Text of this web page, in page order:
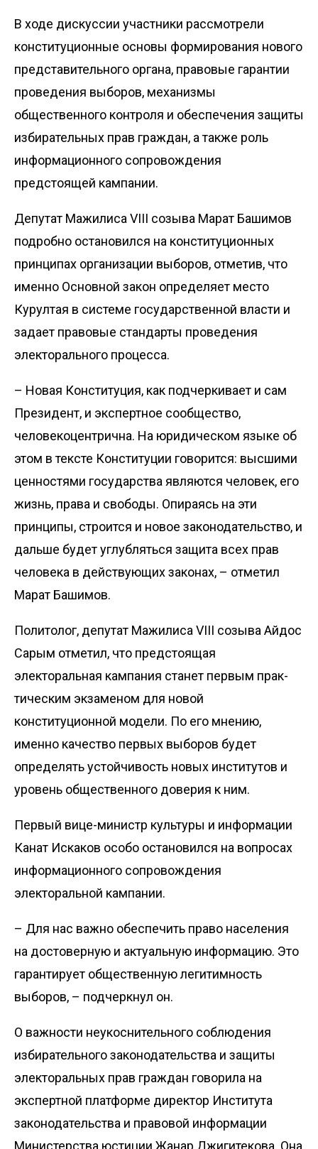
В ходе дискуссии участники рассмотрели
конституционные основы формирования нового
представительного органа, правовые гарантии
проведения выборов, механизмы
общественного контро­ля и обеспечения защиты
избирательных прав граждан, а также роль
информационного сопровождения
предстоящей кампании.
Депутат Мажилиса VIII созыва Марат Башимов
подробно остановился на конституционных
принципах организации выборов, отметив, что
именно Основной закон определяет место
Курултая в системе государственной власти и
задает правовые стандарты проведения
электорального процесса.
– Новая Конституция, как подчеркивает и сам
Президент, и экс­пертное сообщество,
человекоцент­рична. На юридическом языке об
этом в тексте Конституции говорится: высшими
ценностями государства являются человек, его
жизнь, права и свободы. Опираясь на эти
принципы, строится и новое законодательство, и
дальше будет углубляться защита всех прав
человека в действующих законах, – отметил
Марат Башимов.
Политолог, депутат Мажилиса VIII созыва Айдос
Сарым отметил, что предстоящая
электоральная кампания станет первым прак­
тическим экзаменом для новой
конституционной модели. По его мнению,
именно качество первых выборов будет
определять устойчивость новых институтов и
уровень общественного доверия к ним.
Первый вице-министр культуры и информации
Канат Искаков особо остановился на вопросах
информационного сопровождения
электоральной кампании.
– Для нас важно обеспечить право населения
на достоверную и актуальную информацию. Это
гарантирует общественную легитимность
выборов, – подчеркнул он.
О важности неукоснительного соблюдения
избирательного законодательства и защиты
электоральных прав граждан говорила на
экспертной платформе директор Института
законодательства и правовой информации
Министерства юстиции Жанар Джигитекова. Она